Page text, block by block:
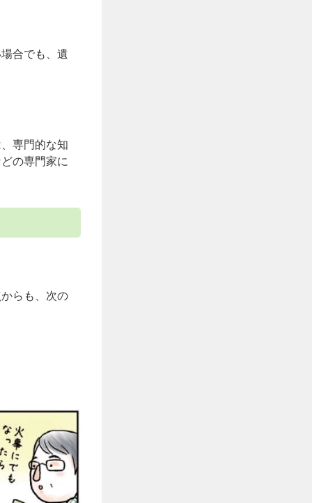
合でも、遺
専門的な知
の専門家に
らも、次の